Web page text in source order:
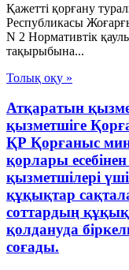
Қажетті қорғану
Республикасы
N 2 Нормативтік
тақырыбына...
Толық оқу »
Атқаратын
қызметшіге
ҚР Қорғаныс
қорлары
қызметшілері
құқықтар
соттардың құқық
қолдануда
соғады.